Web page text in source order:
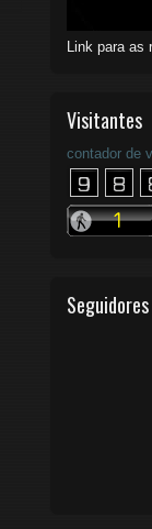
Link para as
Visitantes
contador de
Seguidores